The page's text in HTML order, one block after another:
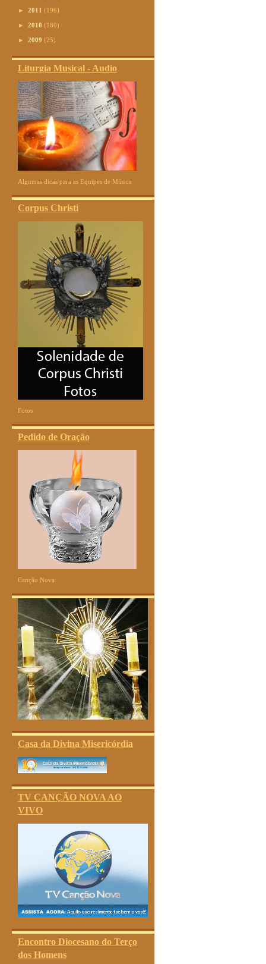
► 2011 (196)
► 2010 (180)
► 2009 (25)
Liturgia Musical - Audio
Algumas dicas para as Equipes de Música
Corpus Christi
Fotos
Pedido de Oração
Canção Nova
Casa da Divina Misericórdia
TV CANÇÃO NOVA AO
VIVO
Encontro Diocesano do Terço
dos Homens